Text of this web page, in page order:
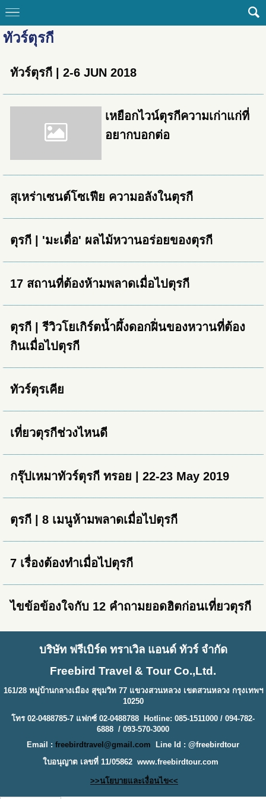
ทัวร์ตุรกี
ทัวร์ตุรกี | 2-6 JUN 2018
เหยือกไวน์ตุรกีความเก่าแก่ที่
อยากบอกต่อ
สุเหร่าเซนต์โซเฟีย ความอลังในตุรกี
ตุรกี | 'มะเดื่อ' ผลไม้หวานอร่อยของตุรกี
17 สถานที่ต้องห้ามพลาดเมื่อไปตุรกี
ตุรกี | รีวิวโยเกิร์ตน้ำผึ้งดอกฝิ่นของหวานที่ต้อง
กินเมื่อไปตุรกี
ทัวร์ตุรเคีย
เที่ยวตุรกีช่วงไหนดี
กรุ๊ปเหมาทัวร์ตุรกี ทรอย | 22-23 May 2019
ตุรกี | 8 เมนูห้ามพลาดเมื่อไปตุรกี
7 เรื่องต้องทำเมื่อไปตุรกี
ไขข้อข้องใจกับ 12 คำถามยอดฮิตก่อนเที่ยวตุรกี
บริษัท ฟรีเบิร์ด ทราเวิล แอนด์ ทัวร์ จำกัด
Freebird Travel & Tour Co.,Ltd.
161/28 หมู่บ้านกลางเมือง สุขุมวิท 77 แขวงสวนหลวง เขตสวนหลวง กรุงเทพฯ
10250
โทร 02-0488785-7 แฟกซ์ 02-0488788 Hotline: 085-1511000 / 094-782-
6888 / 093-570-3000
Email : freebirdtravel@gmail.com
Line Id : @freebirdtour
ใบอนุญาต เลขที่ 11/05862 www.freebirdtour.com
>>นโยบายและเงื่อนไข<<